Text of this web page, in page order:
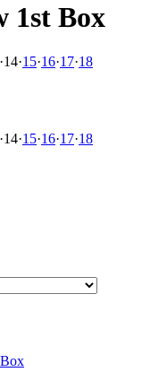
1st Box
·14·15·16·17·18
·14·15·16·17·18